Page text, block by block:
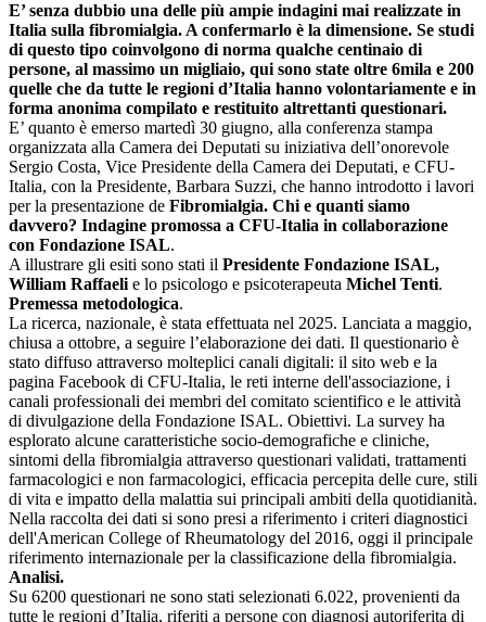
E’ senza dubbio una delle più ampie indagini mai realizzate in
Italia sulla fibromialgia. A confermarlo è la dimensione. Se studi
di questo tipo coinvolgono di norma qualche centinaio di
persone, al massimo un migliaio, qui sono state oltre 6mila e 200
quelle che da tutte le regioni d’Italia hanno volontariamente e in
forma anonima compilato e restituito altrettanti questionari.
E’ quanto è emerso martedì 30 giugno, alla conferenza stampa
organizzata alla Camera dei Deputati su iniziativa dell’onorevole
Sergio Costa, Vice Presidente della Camera dei Deputati, e CFU-
Italia, con la Presidente, Barbara Suzzi, che hanno introdotto i lavori
per la presentazione de Fibromialgia. Chi e quanti siamo
davvero? Indagine promossa a CFU-Italia in collaborazione
con Fondazione ISAL.
A illustrare gli esiti sono stati il Presidente Fondazione ISAL,
William Raffaelie lo psicologo e psicoterapeuta Michel Tenti.
Premessa metodologica.
La ricerca, nazionale, è stata effettuata nel 2025. Lanciata a maggio,
chiusa a ottobre, a seguire l’elaborazione dei dati. Il questionario è
stato diffuso attraverso molteplici canali digitali: il sito web e la
pagina Facebook di CFU-Italia, le reti interne dell'associazione, i
canali professionali dei membri del comitato scientifico e le attività
di divulgazione della Fondazione ISAL. Obiettivi. La survey ha
esplorato alcune caratteristiche socio-demografiche e cliniche,
sintomi della fibromialgia attraverso questionari validati, trattamenti
farmacologici e non farmacologici, efficacia percepita delle cure, stili
di vita e impatto della malattia sui principali ambiti della quotidianità.
Nella raccolta dei dati si sono presi a riferimento i criteri diagnostici
dell'American College of Rheumatology del 2016, oggi il principale
riferimento internazionale per la classificazione della fibromialgia.
Analisi.
Su 6200 questionari ne sono stati selezionati 6.022, provenienti da
tutte le regioni d’Italia, riferiti a persone con diagnosi autoriferita di